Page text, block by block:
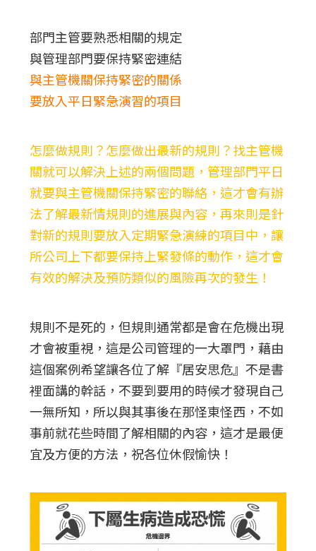
部門主管要熟悉相關的規定
與管理部門要保持緊密連結
與主管機關保持緊密的關係
要放入平日緊急演習的項目
怎麼做規則？怎麼做出最新的規則？找主管機
關就可以解決上述的兩個問題，管理部門平日
就要與主管機關保持緊密的聯絡，這才會有辦
法了解最新情規則的進展與內容，再來則是針
對新的規則要放入定期緊急演練的項目中，讓
所公司上下都要保持上緊發條的動作，這才會
有效的解決及預防類似的風險再次的發生！
規則不是死的，但規則通常都是會在危機出現
才會被重視，這是公司管理的一大罩門，藉由
這個案例希望讓各位了解『居安思危』不是書
裡面講的幹話，不要到要用的時候才發現自己
一無所知，所以與其事後在那怪東怪西，不如
事前就花些時間了解相關的內容，這才是最便
宜及方便的方法，祝各位休假愉快！